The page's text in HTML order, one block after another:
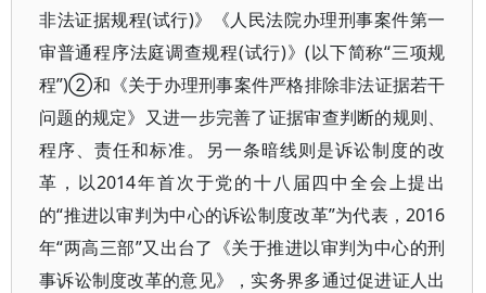
非法证据规程(试行)》《人民法院办理刑事案件第一
审普通程序法庭调查规程(试行)》(以下简称“三项规
程”)②和《关于办理刑事案件严格排除非法证据若干
问题的规定》又进一步完善了证据审查判断的规则、
程序、责任和标准。另一条暗线则是诉讼制度的改
革，以2014年首次于党的十八届四中全会上提出
的“推进以审判为中心的诉讼制度改革”为代表，2016
年“两高三部”又出台了《关于推进以审判为中心的刑
事诉讼制度改革的意见》，实务界多通过促进证人出